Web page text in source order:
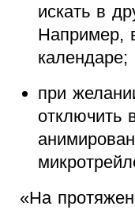
искать в
Например,
календаре;
при
отключить
«На